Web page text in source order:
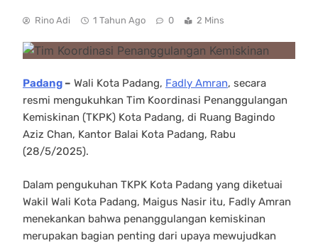
Rino Adi 1 Tahun Ago 0 2 Mins
Padang – Wali Kota Padang, Fadly Amran, secara
resmi mengukuhkan Tim Koordinasi Penanggulangan
Kemiskinan (TKPK) Kota Padang, di Ruang Bagindo
Aziz Chan, Kantor Balai Kota Padang, Rabu
(28/5/2025).
Dalam pengukuhan TKPK Kota Padang yang diketuai
Wakil Wali Kota Padang, Maigus Nasir itu, Fadly Amran
menekankan bahwa penanggulangan kemiskinan
merupakan bagian penting dari upaya mewujudkan